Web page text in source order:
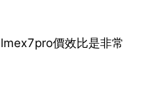
價效比是非常